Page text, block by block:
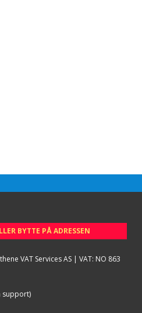
BYTTE PÅ ADRESSEN
VAT Services AS | VAT: NO 863
support)